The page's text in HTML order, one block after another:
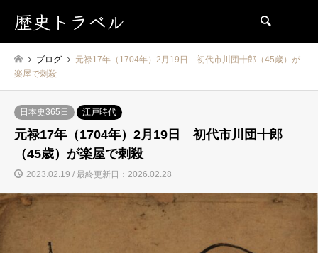
歴史トラベル
ブログ
元禄17年（1704年）2月19日 初代市川団十郎（45歳）が
楽屋で刺殺
日本史365日 江戸時代
元禄17年（1704年）2月19日 初代市川団十郎
（45歳）が楽屋で刺殺
2023.02.19 / 最終更新日：2026.02.28